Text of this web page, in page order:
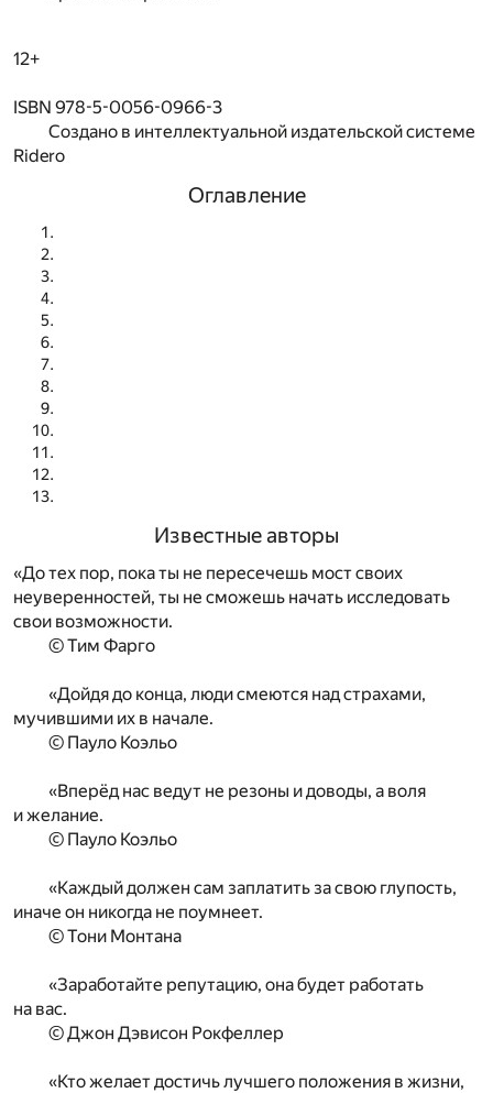
12+
ISBN 978-5-0056-0966-3
Создано в интеллектуальной издательской системе
Ridero
Оглавление
Известные авторы
«До тех пор, пока ты не пересечешь мост своих
неуверенностей, ты не сможешь начать исследовать
свои возможности.
© Тим Фарго
«Дойдя до конца, люди смеются над страхами,
мучившими их в начале.
© Пауло Коэльо
«Вперёд нас ведут не резоны и доводы, а воля
и желание.
© Пауло Коэльо
«Каждый должен сам заплатить за свою глупость,
иначе он никогда не поумнеет.
© Тони Монтана
«Заработайте репутацию, она будет работать
на вас.
© Джон Дэвисон Рокфеллер
«Кто желает достичь лучшего положения в жизни,